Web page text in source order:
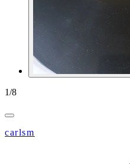
1/8
carlsm